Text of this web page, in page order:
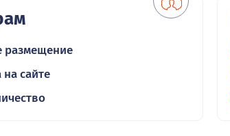
размещение
на сайте